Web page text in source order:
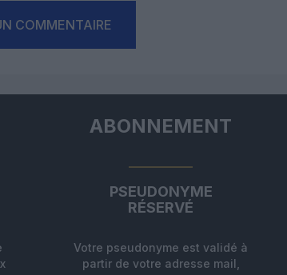
COMMENTAIRE
ABONNEMENT
PSEUDONYME
RÉSERVÉ
Votre pseudonyme est validé à
partir de votre adresse mail,